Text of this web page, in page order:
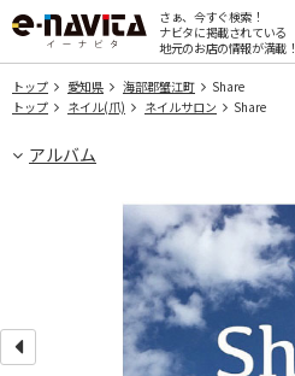
さぁ、今すぐ検索！
ナビタに掲載されている
地元のお店の情報が満載！
トップ 愛知県 海部郡蟹江町
Share
トップ
ネイル(爪) ネイルサロン Share
アルバム